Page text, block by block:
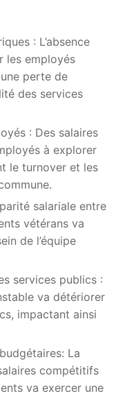
: L’absence
les employés
perte de
des services
: Des salaires
à explorer
le turnover et les
salariale entre
vétérans va
de l’équipe
services publics :
va détériorer
impactant ainsi
La
compétitifs
va exercer une